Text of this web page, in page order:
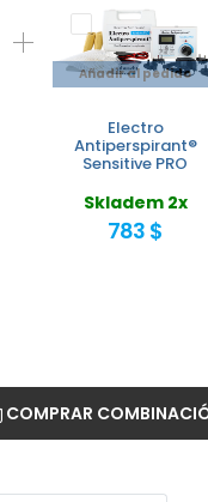
Añadir al pedido
Electro
Antiperspirant®
Sensitive PRO
Skladem 2x
783 $
COMPRAR